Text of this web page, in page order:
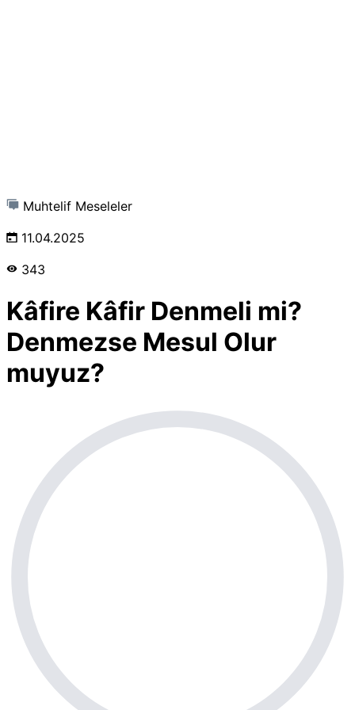
Muhtelif Meseleler
11.04.2025
343
Kâfire Kâfir Denmeli mi?
Denmezse Mesul Olur
muyuz?